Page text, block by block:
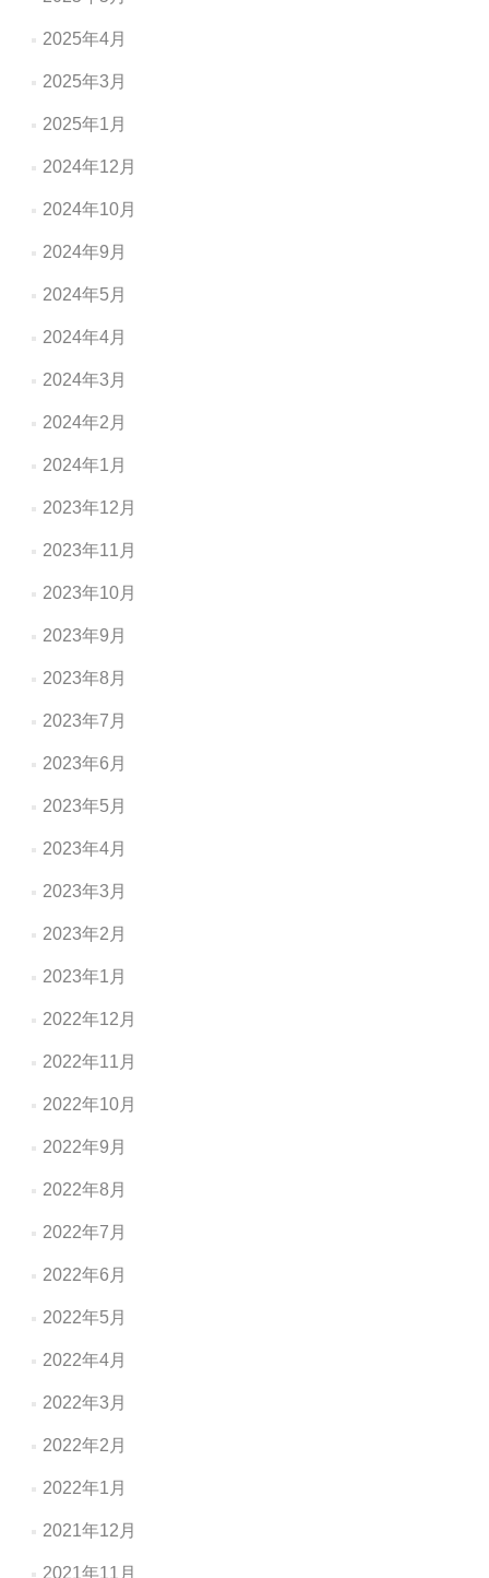
2025年4月
2025年3月
2025年1月
2024年12月
2024年10月
2024年9月
2024年5月
2024年4月
2024年3月
2024年2月
2024年1月
2023年12月
2023年11月
2023年10月
2023年9月
2023年8月
2023年7月
2023年6月
2023年5月
2023年4月
2023年3月
2023年2月
2023年1月
2022年12月
2022年11月
2022年10月
2022年9月
2022年8月
2022年7月
2022年6月
2022年5月
2022年4月
2022年3月
2022年2月
2022年1月
2021年12月
2021年11月